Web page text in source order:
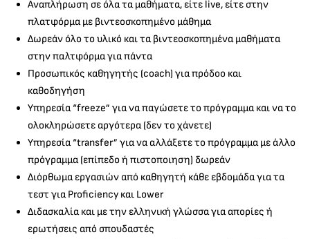
Αναπλήρωση σε όλα τα μαθήματα, είτε live, είτε στην
πλατφόρμα με βιντεοσκοπημένο μάθημα
Δωρεάν όλο το υλικό και τα βιντεοσκοπημένα μαθήματα
στην παλτφόρμα για πάντα
Προσωπικός καθηγητής (coach) για πρόδοο και
καθοδηγήση
Υπηρεσία “freeze” για να παγώσετε το πρόγραμμα και να το
ολοκληρώσετε αργότερα (δεν το χάνετε)
Υπηρεσία “transfer” για να αλλάξετε το πρόγραμμα με άλλο
πρόγραμμα (επίπεδο ή πιστοποιηση) δωρεάν
Διόρθωμα εργασιών από καθηγητή κάθε εβδομάδα για τα
τεστ για Proficiency και Lower
Διδασκαλία και με την ελληνική γλώσσα για απορίες ή
ερωτήσεις από σπουδαστές